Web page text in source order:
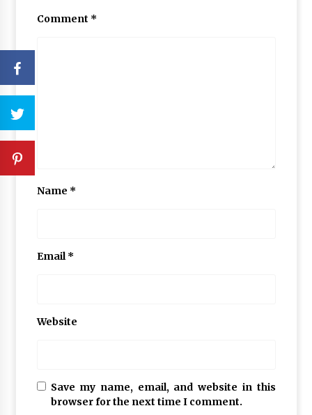
Comment *
Name *
Email*
Website
Save my name, email, and website in this
browser for the next time I comment.